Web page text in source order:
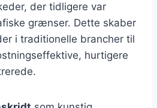
der tidligere var
grænser. Dette skaber
i traditionelle brancher til
hurtigere